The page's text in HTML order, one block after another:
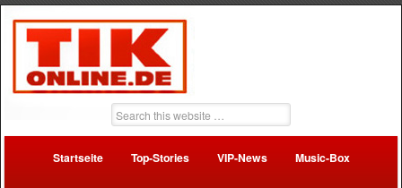
Startseite Top-Stories VIP-News Music-Box